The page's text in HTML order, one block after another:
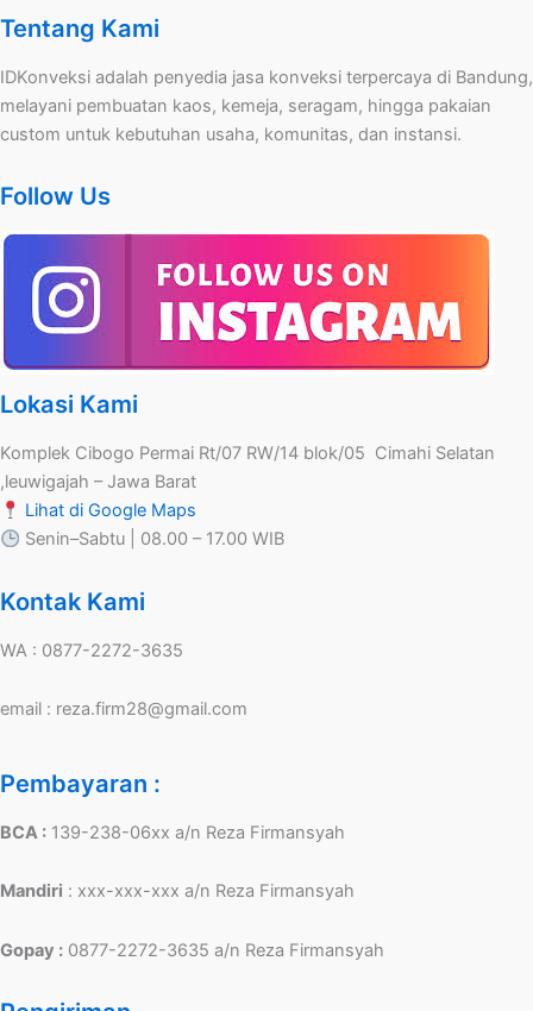
Tentang Kami
IDKonveksi adalah penyedia jasa konveksi terpercaya di Bandung,
melayani pembuatan kaos, kemeja, seragam, hingga pakaian
custom untuk kebutuhan usaha, komunitas, dan instansi.
Follow Us
Lokasi Kami
Komplek Cibogo Permai Rt/07 RW/14 blok/05 Cimahi Selatan
,leuwigajah – Jawa Barat
Lihat di Google Maps
Senin–Sabtu | 08.00 – 17.00 WIB
Kontak Kami
WA : 0877-2272-3635
email : reza.firm28@gmail.com
Pembayaran :
BCA : 139-238-06xx a/n Reza Firmansyah
Mandiri : xxx-xxx-xxx a/n Reza Firmansyah
Gopay : 0877-2272-3635 a/n Reza Firmansyah